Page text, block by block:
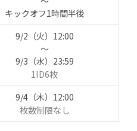
キックオフ1時間半後
9/2（火）12:00
～
9/3（水）23:59
1ID6枚
9/4（木）12:00
枚数制限なし